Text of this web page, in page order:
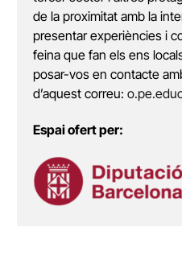
de la proximitat amb la
presentar experiències i
feina que fan els ens
posar-vos en contacte
d’aquest correu:
Espai ofert per: